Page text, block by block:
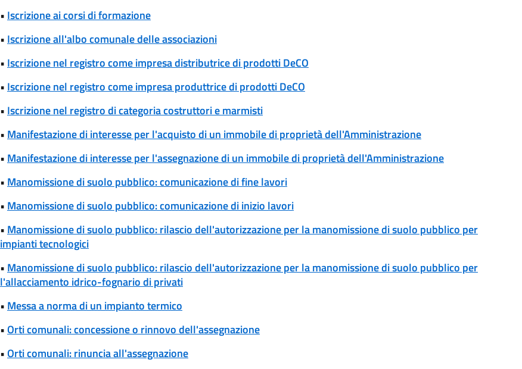
• Iscrizione ai corsi di formazione
• Iscrizione all'albo comunale delle associazioni
• Iscrizione nel registro come impresa distributrice di prodotti DeCO
• Iscrizione nel registro come impresa produttrice di prodotti DeCO
• Iscrizione nel registro di categoria costruttori e marmisti
• Manifestazione di interesse per l'acquisto di un immobile di proprietà dell'Amministrazione
• Manifestazione di interesse per l'assegnazione di un immobile di proprietà dell'Amministrazione
• Manomissione di suolo pubblico: comunicazione di fine lavori
• Manomissione di suolo pubblico: comunicazione di inizio lavori
• Manomissione di suolo pubblico: rilascio dell'autorizzazione per la manomissione di suolo pubblico per
impianti tecnologici
• Manomissione di suolo pubblico: rilascio dell'autorizzazione per la manomissione di suolo pubblico per
l'allacciamento idrico-fognario di privati
• Messa a norma di un impianto termico
•Orti comunali: concessione o rinnovo dell'assegnazione
•Orti comunali: rinuncia all'assegnazione